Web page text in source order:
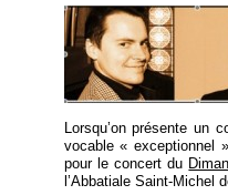
Lorsqu’on présente un
vocable « exceptionnel
pour le concert du
l’Abbatiale Saint-Michel